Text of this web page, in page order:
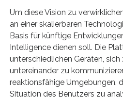
Um diese Vision zu
an einer skalierbaren
Basis für künftige
Intelligence dienen soll. Die
unterschiedlichen Geräten,
untereinander zu
reaktionsfähige Umgebungen,
Situation des Benutzers zu